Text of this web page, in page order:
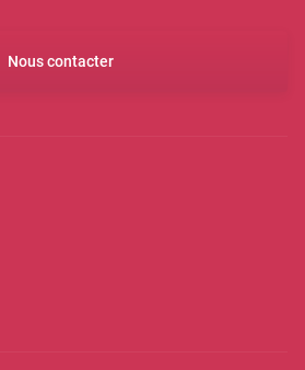
Nous contacter